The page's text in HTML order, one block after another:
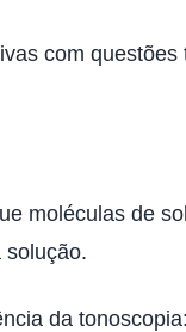
com
moléculas de
solução.
da